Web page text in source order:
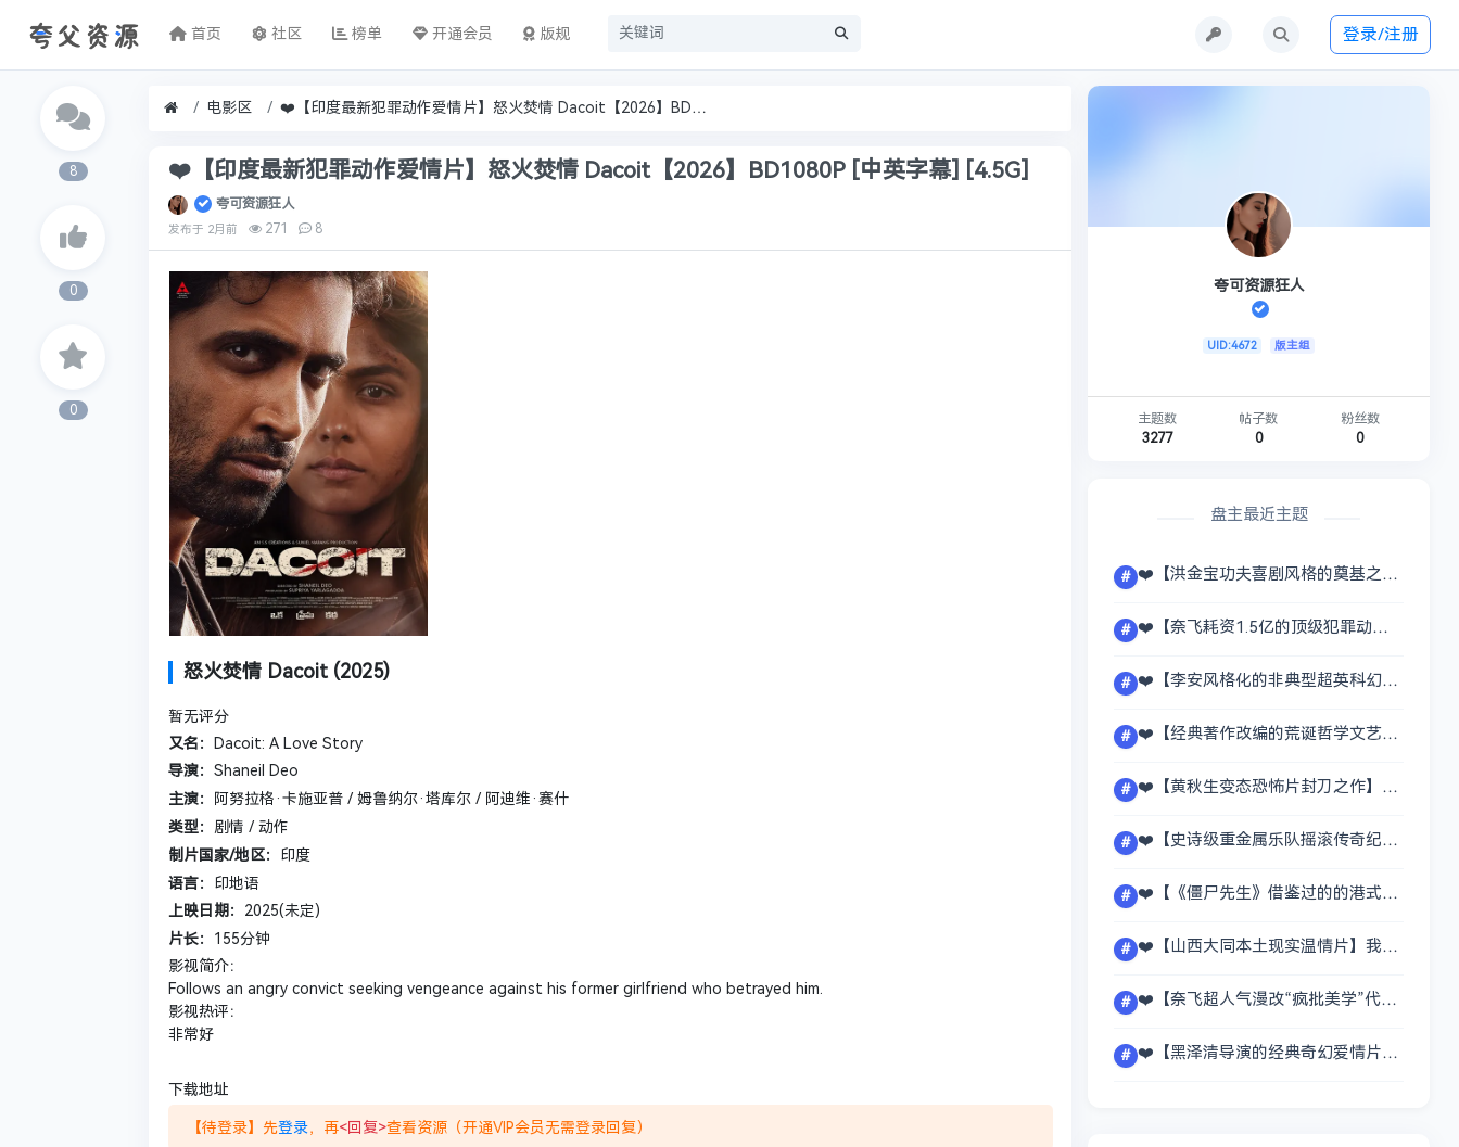
首页 社区 榜单 开通会员 版规 登录/注册
8
0
0
电影区 ❤️【印度最新犯罪动作爱情片】怒火焚情 Dacoit【2026】BD1080P [中英字幕] [4.5G]
❤️【印度最新犯罪动作爱情片】怒火焚情 Dacoit【2026】BD1080P [中英字幕] [4.5G]
夸可资源狂人
发布于 2月前 271 8
怒火焚情 Dacoit (2025)
暂无评分
又名：
Dacoit: A Love Story
导演： Shaneil Deo
主演：
阿努拉格·卡施亚普 / 姆鲁纳尔·塔库尔 / 阿迪维·赛什
类型： 剧情 / 动作
制片国家/地区： 印度
语言： 印地语
上映日期： 2025(未定)
片长： 155分钟
影视简介：
Follows an angry convict seeking vengeance against his former girlfriend who betrayed him.
影视热评：
非常好
下载地址
【待登录】先登录，再<回复>查看资源（开通VIP会员无需登录回复）
夸可资源狂人
UID:4672 版主组
主题数
3277
帖子数
0
粉丝数
0
盘主最近主题
# ❤️【‌洪金宝功夫喜剧风格的奠基之作】赞先生与找钱华（珍藏版）【1978】蓝光原盘1080P [中文字幕] [25.7G]
# ❤️【奈飞耗资1.5亿的顶级犯罪动作爽片】鬼影特攻：以暴制暴 6 Underground【2019】BD1080P [中英字幕] [7..3G]
# ❤️【李安风格化的非典型超英科幻神作】绿巨人浩克 Hulk【2003】BD1080P [外挂中字] [6G]
# ❤️【经典著作改编的荒诞哲学文艺犯罪片】局外人 L'Étranger【2025】BD1080P [中法字幕] [3.6G]
# ❤️【黄秋生变态恐怖片封刀之作】失眠TheSleepCurse【2017】BD1080P [中文字幕] [10.2G]
# ❤️【史诗级重金属乐队摇滚传奇纪录片】铁娘子乐队：燃烧雄心【2026】4K/2160P [官方中字] [7.3G]
# ❤️【《僵尸先生》借鉴过的的港式另类僵尸片】追鬼七雄 (珍藏版)【1983】蓝光原盘1080P [外挂中字] [17.6G]
# ❤️【山西大同本土现实温情片】我的的士爸爸MyTaxiDad【2025公映】BD1080P [国语中字] [2.3G]
# ❤️【奈飞超人气漫改“疯批美学”代表作】狂赌之渊 电影版【2019】BD1080P [中文字幕] [5.9G]
# ❤️【黑泽清导演的经典奇幻爱情片】岸边之旅【2015】BD1080P [中文字幕] [2.5G]